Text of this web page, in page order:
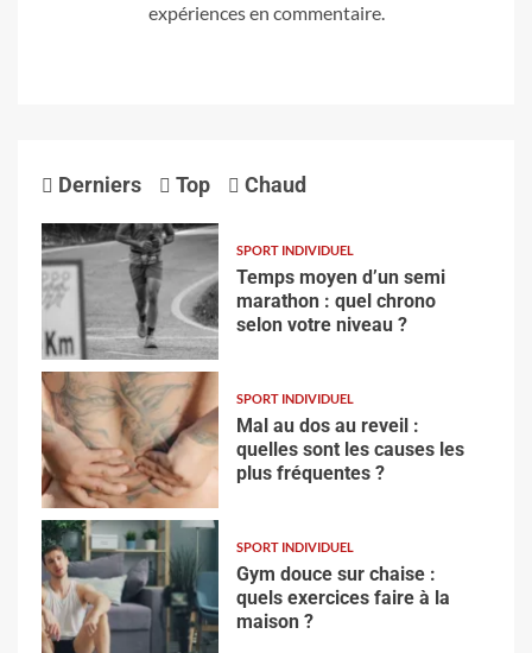
expériences en commentaire.
Derniers Top Chaud
SPORT INDIVIDUEL
Temps moyen d’un semi
marathon : quel chrono
selon votre niveau ?
SPORT INDIVIDUEL
Mal au dos au reveil :
quelles sont les causes les
plus fréquentes ?
SPORT INDIVIDUEL
Gym douce sur chaise :
quels exercices faire à la
maison ?